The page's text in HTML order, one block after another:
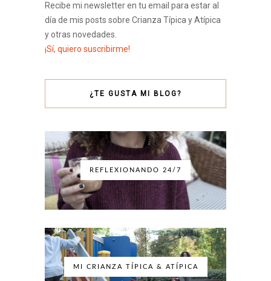
Recibe mi newsletter en tu email para estar al
día de mis posts sobre Crianza Típica y Atípica
y otras novedades.
¡Sí, quiero suscribirme!
¿TE GUSTA MI BLOG?
REFLEXIONANDO 24/7
MI CRIANZA TÍPICA & ATÍPICA